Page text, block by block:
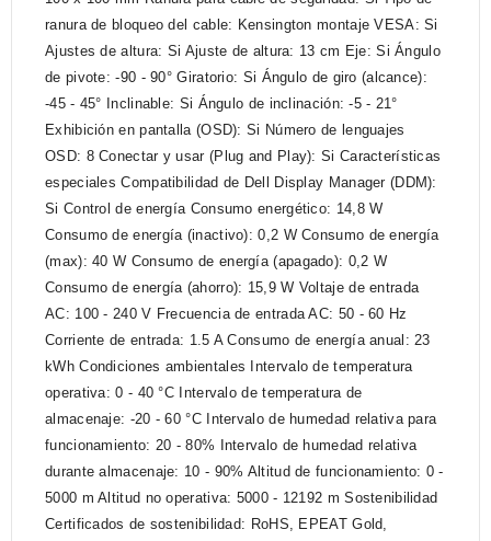
ranura de bloqueo del cable: Kensington montaje VESA: Si
Ajustes de altura: Si Ajuste de altura: 13 cm Eje: Si Ángulo
de pivote: -90 - 90° Giratorio: Si Ángulo de giro (alcance):
-45 - 45° Inclinable: Si Ángulo de inclinación: -5 - 21°
Exhibición en pantalla (OSD): Si Número de lenguajes
OSD: 8 Conectar y usar (Plug and Play): Si Características
especiales Compatibilidad de Dell Display Manager (DDM):
Si Control de energía Consumo energético: 14,8 W
Consumo de energía (inactivo): 0,2 W Consumo de energía
(max): 40 W Consumo de energía (apagado): 0,2 W
Consumo de energía (ahorro): 15,9 W Voltaje de entrada
AC: 100 - 240 V Frecuencia de entrada AC: 50 - 60 Hz
Corriente de entrada: 1.5 A Consumo de energía anual: 23
kWh Condiciones ambientales Intervalo de temperatura
operativa: 0 - 40 °C Intervalo de temperatura de
almacenaje: -20 - 60 °C Intervalo de humedad relativa para
funcionamiento: 20 - 80% Intervalo de humedad relativa
durante almacenaje: 10 - 90% Altitud de funcionamiento: 0 -
5000 m Altitud no operativa: 5000 - 12192 m Sostenibilidad
Certificados de sostenibilidad: RoHS, EPEAT Gold,